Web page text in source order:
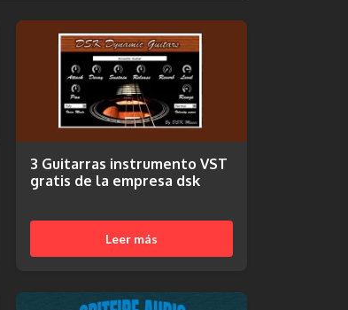
3 Guitarras instrumento VST
gratis de la empresa dsk
Leer más